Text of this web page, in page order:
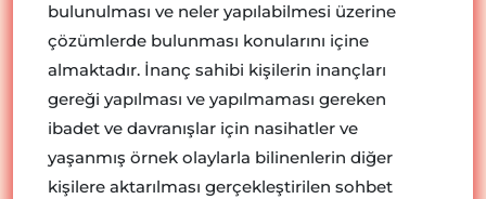
bulunulması ve neler yapılabilmesi üzerine
çözümlerde bulunması konularını içine
almaktadır. İnanç sahibi kişilerin inançları
gereği yapılması ve yapılmaması gereken
ibadet ve davranışlar için nasihatler ve
yaşanmış örnek olaylarla bilinenlerin diğer
kişilere aktarılması gerçekleştirilen sohbet